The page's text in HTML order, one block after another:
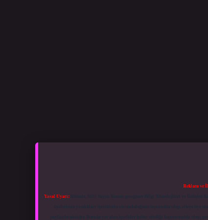
Reklam ve
Yasal Uyarı:Sitemiz, 5651 Sayılı Kanun gereğince Bilgi Teknolojileri ve İletişim